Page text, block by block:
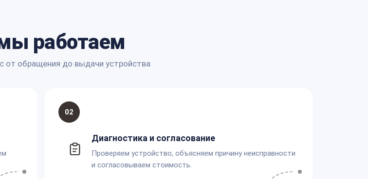
работаем
от обращения до выдачи устройства
02
Диагностика и согласование
Проверяем устройство, объясняем причину неисправности
и согласовываем стоимость.